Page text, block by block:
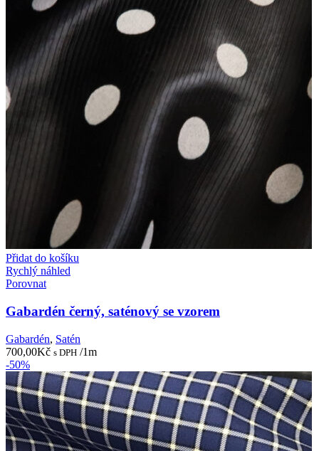
Přidat do košíku
Rychlý náhled
Porovnat
Gabardén černý, saténový se vzorem
Gabardén, Satén
700,00Kč s DPH /1m
-50%